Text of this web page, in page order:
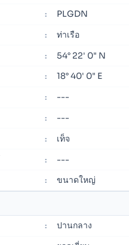
: PLGDN
: ท่าเรือ
: 54° 22' 0" N
: 18° 40' 0" E
: ---
: ---
: เท็จ
: ---
: ขนาดใหญ่
: ปานกลาง